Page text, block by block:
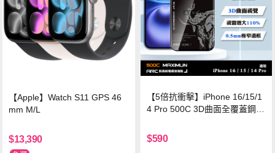
【Apple】Watch S11 GPS 46
mm M/L
$13,390
【5倍抗衝擊】iPhone 16/15/1
4 Pro 500C 3D曲面全覆蓋鋼化
保護貼
$590